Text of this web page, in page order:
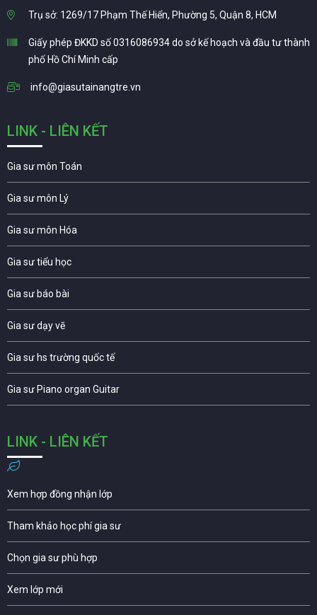
Trụ sở: 1269/17 Phạm Thế Hiển, Phường 5, Quận 8, HCM
Giấy phép ĐKKD số 0316086934 do sở kế hoạch và đầu tư thành
phố Hồ Chí Minh cấp
info@giasutainangtre.vn
LINK - LIÊN KẾT
Gia sư môn Toán
Gia sư môn Lý
Gia sư môn Hóa
Gia sư tiểu học
Gia sư báo bài
Gia sư dạy vẽ
Gia sư hs trường quốc tế
Gia sư Piano organ Guitar
LINK - LIÊN KẾT
Xem hợp đồng nhận lớp
Tham khảo học phí gia sư
Chọn gia sư phù hợp
Xem lớp mới